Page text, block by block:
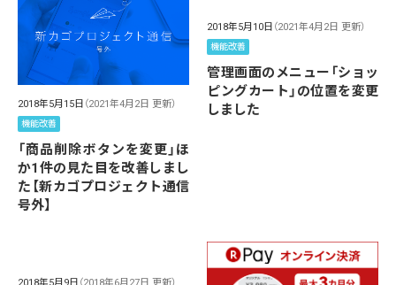
2018年5月15日 （2021年4月2日 更新）
機能改善
「商品削除ボタンを変更」ほ
か1件の見た目を改善しまし
た【新カゴプロジェクト通信
号外】
2018年5月10日 （2021年4月2日 更新）
機能改善
管理画面のメニュー「ショッ
ピングカート」の位置を変更
しました